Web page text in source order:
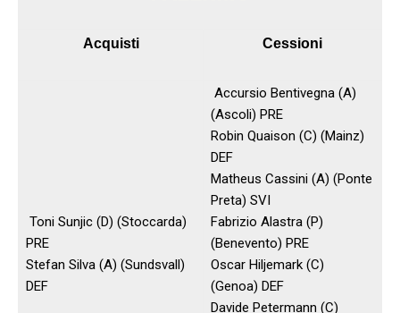
Acquisti Cessioni
Toni Sunjic (D) (Stoccarda)
PRE
Stefan Silva (A) (Sundsvall)
DEF
Accursio Bentivegna (A)
(Ascoli) PRE
Robin Quaison (C) (Mainz)
DEF
Matheus Cassini (A) (Ponte
Preta) SVI
Fabrizio Alastra (P)
(Benevento) PRE
Oscar Hiljemark (C)
(Genoa) DEF
Davide Petermann (C)